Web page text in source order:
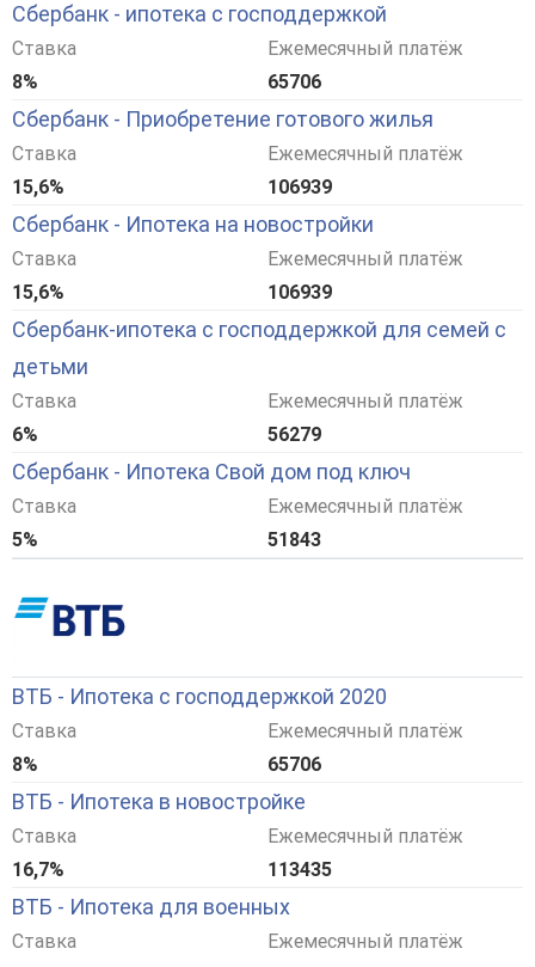
Сбербанк - ипотека с господдержкой
Ставка
8%
Ежемесячный платёж
65706
Сбербанк - Приобретение готового жилья
Ставка
15,6%
Ежемесячный платёж
106939
Сбербанк - Ипотека на новостройки
Ставка
15,6%
Ежемесячный платёж
106939
Сбербанк-ипотека с господдержкой для семей с
детьми
Ставка
6%
Ежемесячный платёж
56279
Сбербанк - Ипотека Свой дом под ключ
Ставка
5%
Ежемесячный платёж
51843
ВТБ - Ипотека с господдержкой 2020
Ставка
8%
Ежемесячный платёж
65706
ВТБ - Ипотека в новостройке
Ставка
16,7%
Ежемесячный платёж
113435
ВТБ - Ипотека для военных
Ставка
Ежемесячный платёж